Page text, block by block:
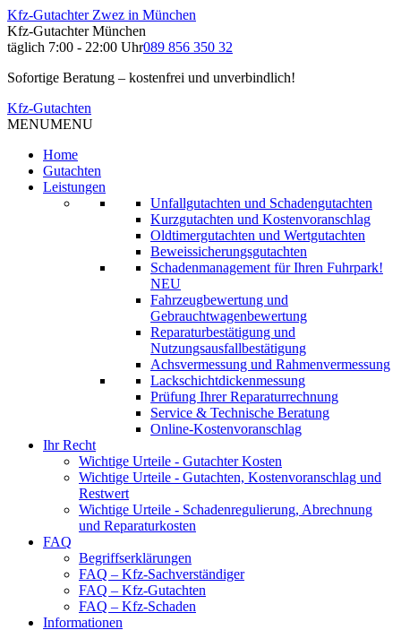
Kfz-Gutachter Zwez in München
Kfz-Gutachter München
täglich 7:00 - 22:00 Uhr089 856 350 32
Sofortige Beratung – kostenfrei und unverbindlich!
Kfz-Gutachten
MENUMENU
Home
Gutachten
Leistungen
Unfallgutachten und Schadengutachten
Kurzgutachten und Kostenvoranschlag
Oldtimergutachten und Wertgutachten
Beweissicherungsgutachten
Schadenmanagement für Ihren Fuhrpark!
NEU
Fahrzeugbewertung und
Gebrauchtwagenbewertung
Reparaturbestätigung und
Nutzungsausfallbestätigung
Achsvermessung und Rahmenvermessung
Lackschichtdickenmessung
Prüfung Ihrer Reparaturrechnung
Service & Technische Beratung
Online-Kostenvoranschlag
Ihr Recht
Wichtige Urteile - Gutachter Kosten
Wichtige Urteile - Gutachten, Kostenvoranschlag und
Restwert
Wichtige Urteile - Schadenregulierung, Abrechnung
und Reparaturkosten
FAQ
Begriffserklärungen
FAQ – Kfz-Sachverständiger
FAQ – Kfz-Gutachten
FAQ – Kfz-Schaden
Informationen